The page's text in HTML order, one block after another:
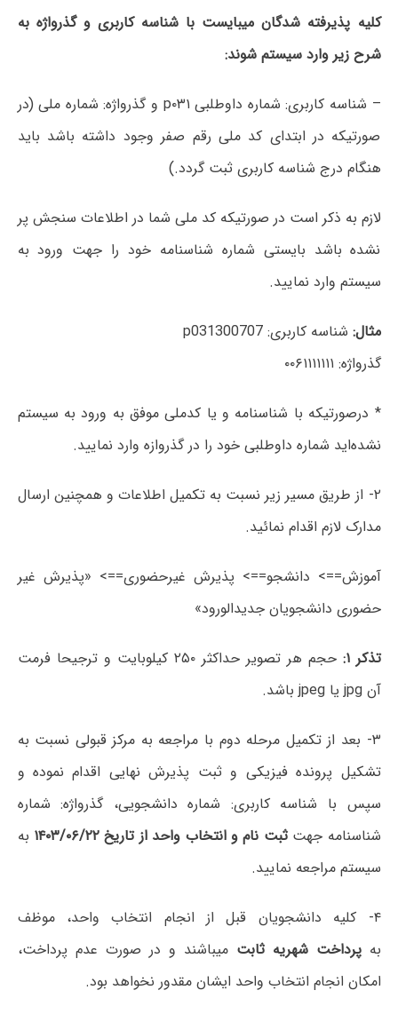
کلیه پذیرفته شدگان میبایست با شناسه کاربری و گذرواژه به
شرح زیر وارد سیستم شوند:
– شناسه کاربری: شماره داوطلبی p۰۳۱ و گذرواژه: شماره ملی (در
صورتیکه در ابتدای کد ملی رقم صفر وجود داشته باشد باید
هنگام درج شناسه کاربری ثبت گردد.)
لازم به ذکر است در صورتیکه کد ملی شما در اطلاعات سنجش پر
نشده باشد بایستی شماره شناسنامه خود را جهت ورود به
سیستم وارد نمایید.
مثال: شناسه کاربری: p031300707
گذرواژه: ۰۰۶۱۱۱۱۱۱۱
* درصورتیکه با شناسنامه و یا کدملی موفق به ورود به سیستم
نشده‌اید شماره داوطلبی خود را در گذروازه وارد نمایید.
۲- از طریق مسیر زیر نسبت به تکمیل اطلاعات و همچنین ارسال
مدارک لازم اقدام نمائید.
آموزش==> دانشجو==> پذیرش غیرحضوری==> «پذیرش غیر
حضوری دانشجویان جدیدالورود»
تذکر ۱:
حجم هر تصویر حداکثر ۲۵۰ کیلوبایت و ترجیحا فرمت
آن jpg یا jpeg باشد.
۳- بعد از تکمیل مرحله دوم با مراجعه به مرکز قبولی نسبت به
تشکیل پرونده فیزیکی و ثبت پذیرش نهایی اقدام نموده و
سپس با شناسه کاربری: شماره دانشجویی، گذرواژه: شماره
شناسنامه جهتثبت نام و انتخاب واحد از تاریخ ۱۴۰۳/۰۶/۲۲
به
سیستم مراجعه نمایید.
۴- کلیه دانشجویان قبل از انجام انتخاب واحد، موظف
به پرداخت شهریه ثابت میباشند و در صورت‌ عدم پرداخت،
امکان انجام انتخاب واحد ایشان مقدور نخواهد بود.